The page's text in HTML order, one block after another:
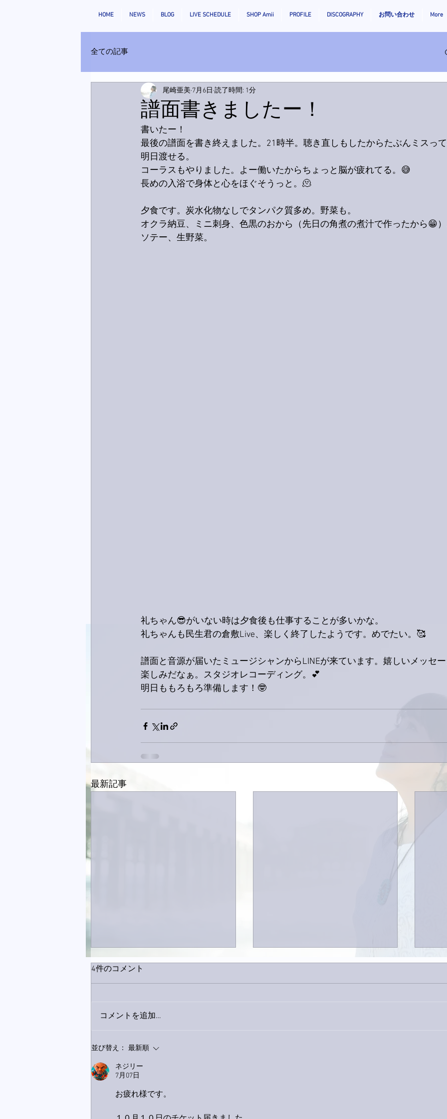
HOME NEWS BLOG LIVE SCHEDULE SHOP Amii PROFILE DISCOGRAPHY お問い合わせ More
全ての記事
譜面書きましたー！
尾崎亜美 7月6日 読了時間: 1分
書いたー！
最後の譜面を書き終えました。21時半。聴き直しもしたからたぶんミスって
明日渡せる。
コーラスもやりました。よー働いたからちょっと脳が疲れてる。😅
長めの入浴で身体と心をほぐそうっと。🫠
夕食です。炭水化物なしでタンパク質多め。野菜も。
オクラ納豆、ミニ刺身、色黒のおから（先日の角煮の煮汁で作ったから😁
ソテー、生野菜。
礼ちゃん😎がいない時は夕食後も仕事することが多いかな。
礼ちゃんも民生君の倉敷Live、楽しく終了したようです。めでたい。🥰
譜面と音源が届いたミュージシャンからLINEが来ています。嬉しいメッセ
楽しみだなぁ。スタジオレコーディング。💕
明日ももろもろ準備します！🤓
最新記事
9月23日「amiism」リリー
4件のコメント
コメントを追加…
並び替え： 最新順
ネジリー
7月07日
お疲れ様です。